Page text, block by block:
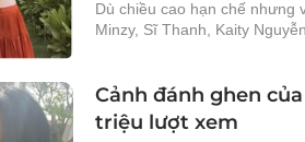
Dù chiều cao hạn chế nhưng
Minzy, Sĩ Thanh, Kaity
Cảnh đánh ghen
triệu lượt xem